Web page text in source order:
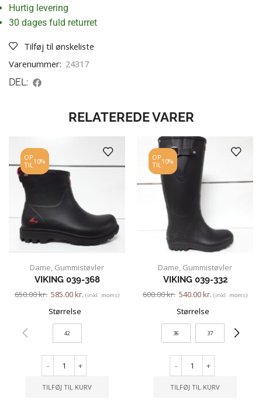
Hurtig levering
30 dages fuld returret
Tilføj til ønskeliste
Varenummer: 24317
DEL:
RELATEREDE VARER
OP
TIL10%
Dame, Gummistøvler
VIKING 039-368
650.00kr. 585.00kr. (inkl. moms)
Størrelse
42
- +
TILFØJ TIL KURV
OP
TIL10%
Dame, Gummistøvler
VIKING 039-332
600.00kr. 540.00kr. (inkl. moms)
Størrelse
36 37
- +
TILFØJ TIL KURV